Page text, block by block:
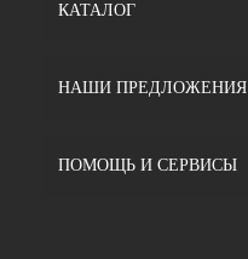
КАТАЛОГ
НАШИ ПРЕДЛОЖЕНИЯ
ПОМОЩЬ И СЕРВИСЫ